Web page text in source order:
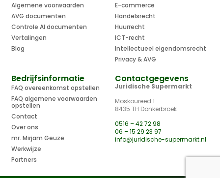
Algemene voorwaarden
AVG documenten
Controle AI documenten
Vertalingen
Blog
E-commerce
Handelsrecht
Huurrecht
ICT-recht
Intellectueel eigendomsrecht
Privacy & AVG
Bedrijfsinformatie
FAQ overeenkomst opstellen
FAQ algemene voorwaarden
opstellen
Contact
Over ons
mr. Mirjam Geuze
Werkwijze
Partners
Contactgegevens
Juridische Supermarkt
Moskoureed 1
8435 TH Donkerbroek
0516 – 42 72 98
06 – 15 29 23 97
info@juridische-supermarkt.nl